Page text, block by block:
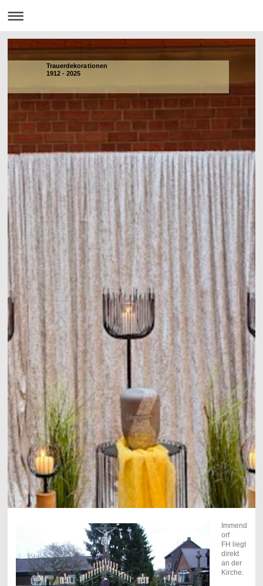
Trauerdekorationen
1912 - 2025
Immend
orf
FH liegt
direkt
an der
Kirche.